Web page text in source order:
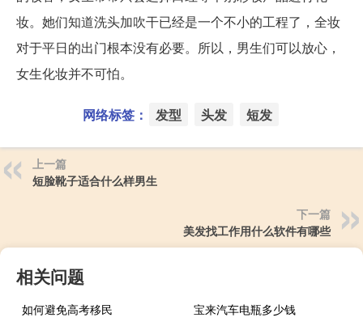
妆。她们知道洗头加吹干已经是一个不小的工程了，全妆
对于平日的出门根本没有必要。所以，男生们可以放心，
女生化妆并不可怕。
网络标签： 发型 头发 短发
上一篇
短脸靴子适合什么样男生
下一篇
美发找工作用什么软件有哪些
相关问题
如何避免高考移民
宝来汽车电瓶多少钱